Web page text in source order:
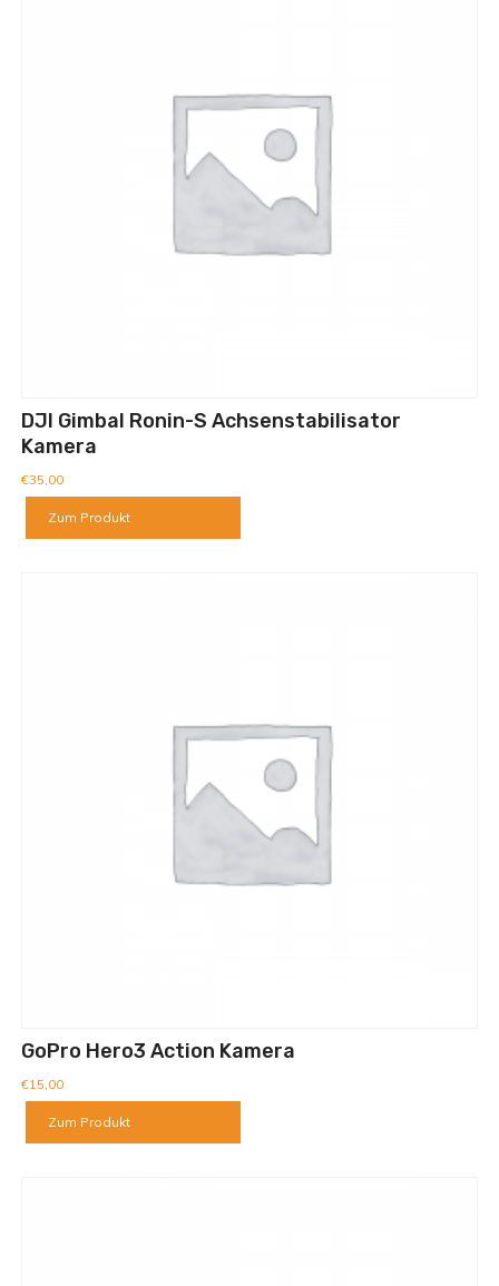
DJI Gimbal Ronin-S Achsenstabilisator
Kamera
€35,00
Zum Produkt
GoPro Hero3 Action Kamera
€15,00
Zum Produkt